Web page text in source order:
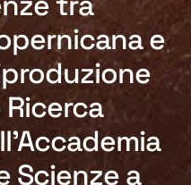
e
Ricerca
Scienze a